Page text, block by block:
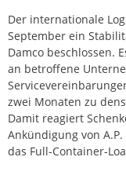
Der internationale
September ein
Damco beschlossen.
an betroffene
zwei Monaten zu
Damit reagiert
Ankündigung von
das Full-Container-